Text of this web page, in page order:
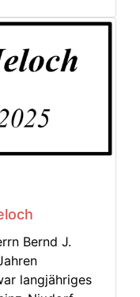
Bernd J.
langjähriges